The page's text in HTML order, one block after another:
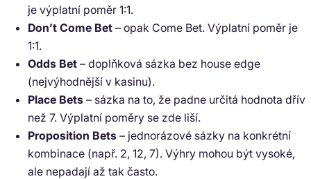
je výplatní poměr 1:1.
Don’t Come Bet – opak Come Bet. Výplatní poměr je
1:1.
Odds Bet – doplňková sázka bez house edge
(nejvýhodnější v kasinu).
Place Bets – sázka na to, že padne určitá hodnota dřív
než 7. Výplatní poměry se zde liší.
Proposition Bets – jednorázové sázky na konkrétní
kombinace (např. 2, 12, 7). Výhry mohou být vysoké,
ale nepadají až tak často.